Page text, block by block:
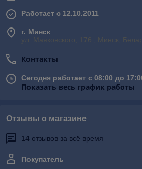
Работает с 12.10.2011
г. Минск
ул. Маяковского, 176 , Минск,
Контакты
Сегодня работает с 08:00 до
Показать весь график работы
Отзывы о магазине
14 отзывов за всё время
Покупатель